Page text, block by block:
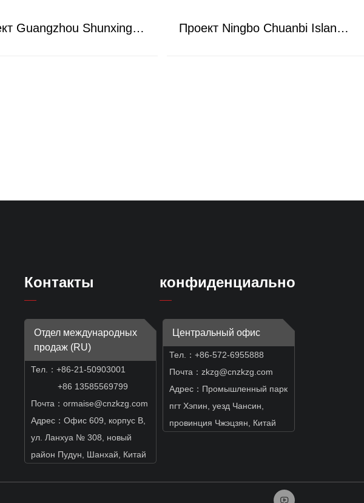
Проект Guangzhou Shunxing Quarry Проект Ningbo Chuanbi Island Phase I
Контакты конфиденциальность
Отдел международных
продаж (RU)
Тел.： +86-21-50903001
+86 13585569799
Почта：ormaise@cnzkzg.com
Адрес：Офис 609, корпус B,
ул. Ланхуа № 308, новый
район Пудун, Шанхай, Китай
Центральный офис
Тел.：+86-572-6955888
Почта：zkzg@cnzkzg.com
Адрес：Промышленный парк
пгт Хэпин, уезд Чансин,
провинция Чжэцзян, Китай